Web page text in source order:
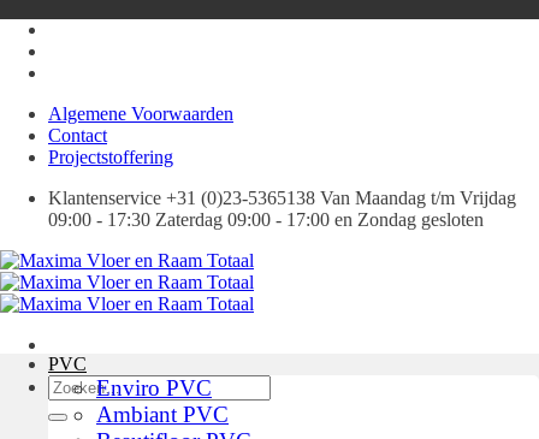
naar
inhoud
Algemene Voorwaarden
Contact
Projectstoffering
Klantenservice +31 (0)23-5365138 Van Maandag t/m Vrijdag
09:00 - 17:30 Zaterdag 09:00 - 17:00 en Zondag gesloten
Zoeken
naar:
PVC
Enviro PVC
Ambiant PVC